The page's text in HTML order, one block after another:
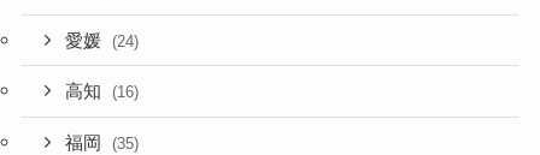
愛媛 (24)
高知 (16)
福岡 (35)